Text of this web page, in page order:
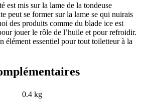
est mis sur la lame de la tondeuse
peut se former sur la lame se qui nuirais
des produits comme du blade ice est
jouer le rôle de l’huile et pour refroidir.
élément essentiel pour tout toiletteur à la
0.4 kg